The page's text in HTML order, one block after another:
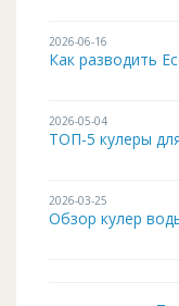
2026-06-16
Как разводить
2026-05-04
ТОП-5 кулеры
2026-03-25
Обзор кулер